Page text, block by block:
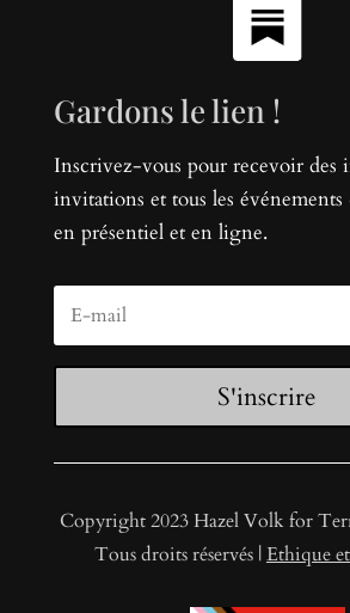
Gardons le lien !
Inscrivez-vous pour recevoir des
invitations et tous les événements
en présentiel et en ligne.
S'inscrire
Copyright 2023 Hazel Volk for
Tous droits réservés |Ethique